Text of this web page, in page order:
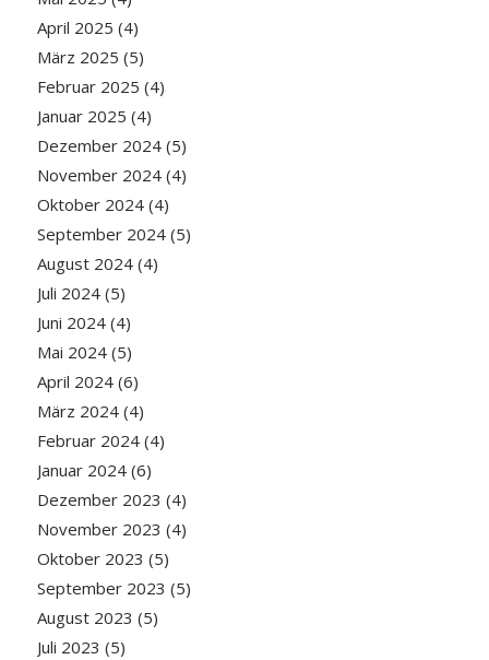
April 2025 (4)
März 2025 (5)
Februar 2025 (4)
Januar 2025 (4)
Dezember 2024(5)
November 2024(4)
Oktober 2024(4)
September 2024(5)
August 2024(4)
Juli 2024(5)
Juni 2024(4)
Mai 2024(5)
April 2024(6)
März 2024(4)
Februar 2024(4)
Januar 2024(6)
Dezember 2023 (4)
November 2023 (4)
Oktober 2023 (5)
September 2023 (5)
August 2023 (5)
Juli 2023 (5)